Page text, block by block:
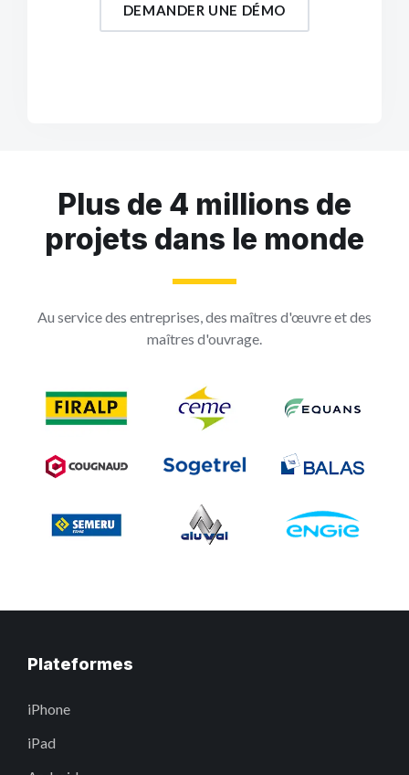
DEMANDER UNE DÉMO
Plus de 4 millions de
projets dans le monde
Au service des entreprises, des maîtres d'œuvre et des
maîtres d'ouvrage.
Plateformes
iPhone
iPad